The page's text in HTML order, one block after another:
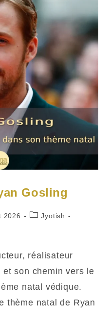
Gosling
2026
PostJyotish
réalisateur
son chemin vers le
natal védique.
thème natal de Ryan